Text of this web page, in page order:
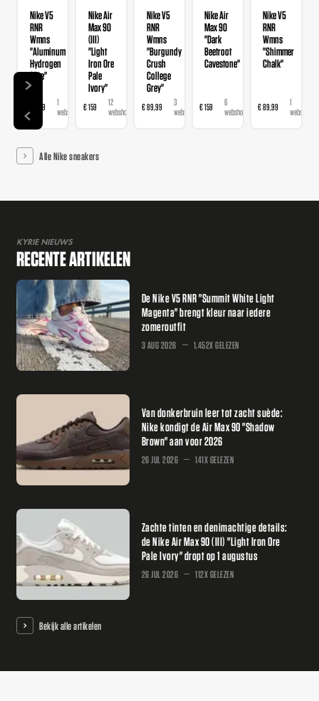
Nike V5
RNR
Wmns
"Aluminum
Hydrogen
Blue"
€ 89,99
1
webshop
Nike Air
Max 90
(III)
"Light
Iron Ore
Pale
Ivory"
€ 159
12
webshops
Nike V5
RNR
Wmns
"Burgundy
Crush
College
Grey"
€ 89,99
3
webshops
Nike Air
Max 90
"Dark
Beetroot
Cavestone"
€ 159
6
webshops
Nike V5
RNR
Wmns
"Shimmer
Chalk"
€ 89,99
1
webshop
Alle Nike sneakers
KYRIE NIEUWS
RECENTE ARTIKELEN
De Nike V5 RNR "Summit White Light
Magenta" brengt kleur naar iedere
zomeroutfit
3 AUG 2026 1.452X GELEZEN
Van donkerbruin leer tot zacht suède:
Nike kondigt de Air Max 90 "Shadow
Brown" aan voor 2026
26 JUL 2026 141X GELEZEN
Zachte tinten en denimachtige details:
de Nike Air Max 90 (III) "Light Iron Ore
Pale Ivory" dropt op 1 augustus
26 JUL 2026 112X GELEZEN
Bekijk alle artikelen